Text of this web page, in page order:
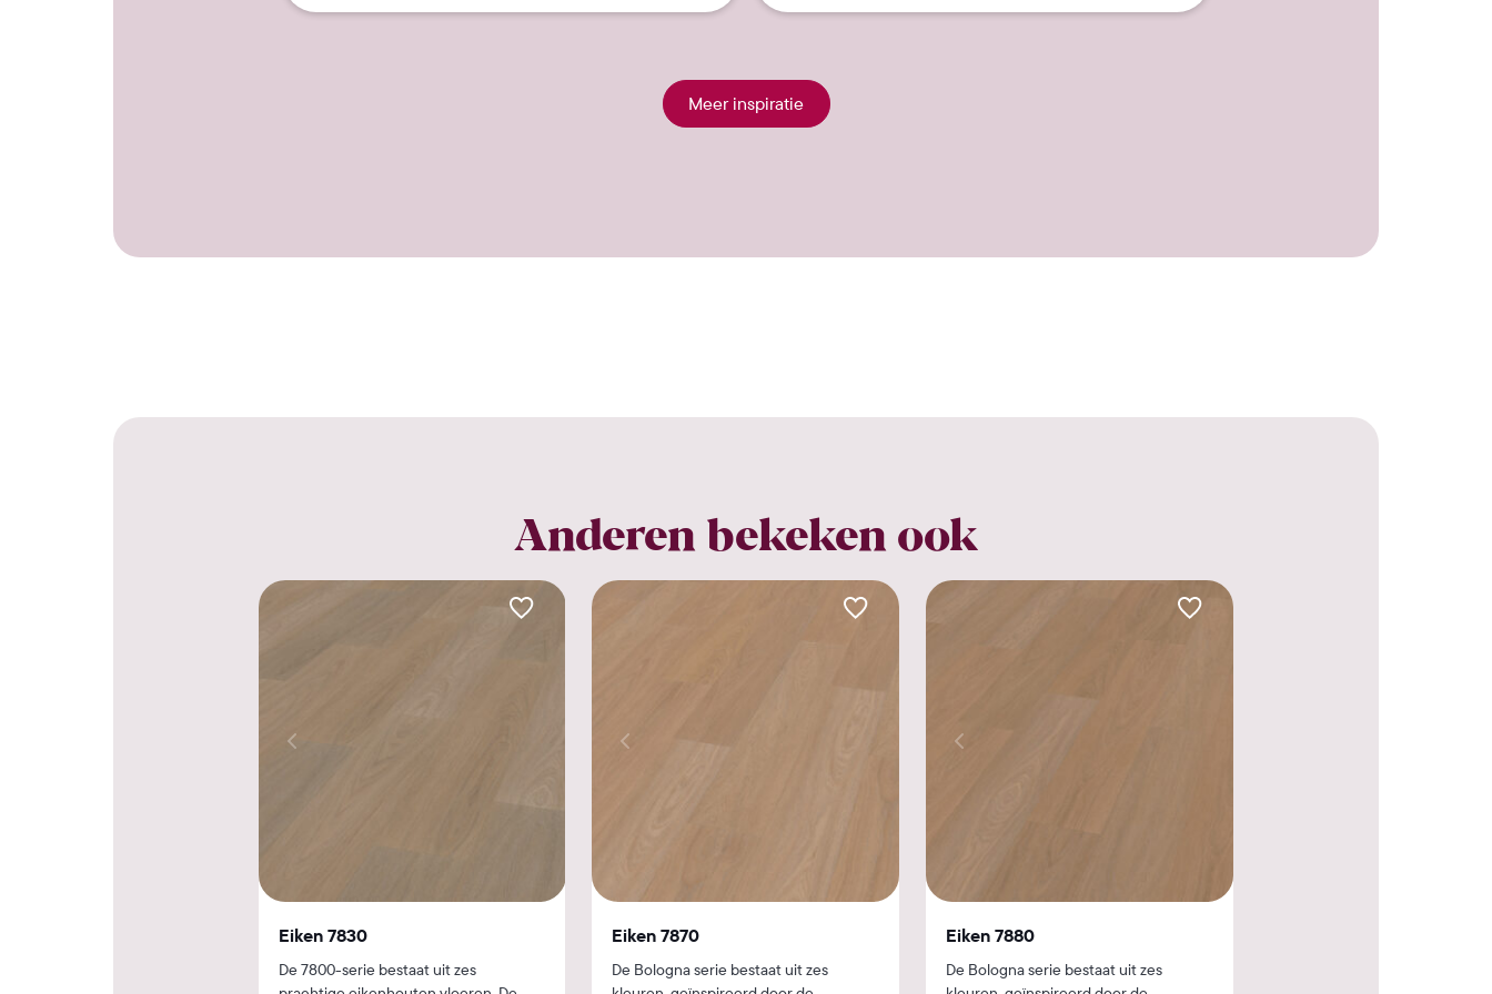
Meer inspiratie
Anderen bekeken ook
Eiken 7830
De 7800-serie bestaat uit zes
Eiken 7870
De Bologna serie bestaat uit zes
Eiken 7880
De Bologna serie bestaat uit zes